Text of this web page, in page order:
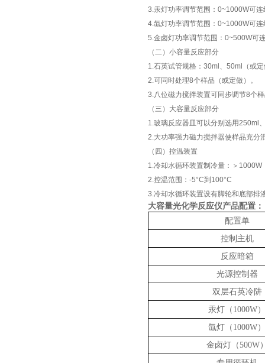
3.汞灯功率调节范围：0~1000W可连
4.氙灯功率调节范围：0~1000W可连
5.金卤灯功率调节范围：0~500W可
（二）小容量反应部分
1.石英试管规格：30ml、50ml（或
2.可同时处理8个样品（或定做）。
3.八位磁力搅拌装置可同步调节8个
（三）大容量反应部分
1.玻璃反应器皿可以分别选用250ml
2.大功率强力磁力搅拌器使样品充分
（四）控温装置
1.冷却水循环装置制冷量：＞1000W
2.控温范围：-5°C到100°C
3.冷却水循环装置设有脚轮和底部排
大容量光化学反应仪产品配置：
配置单
控制主机
反应暗箱
光源控制器
双层石英冷阱
汞灯（1000W
氙灯（1000W
金卤灯（500W